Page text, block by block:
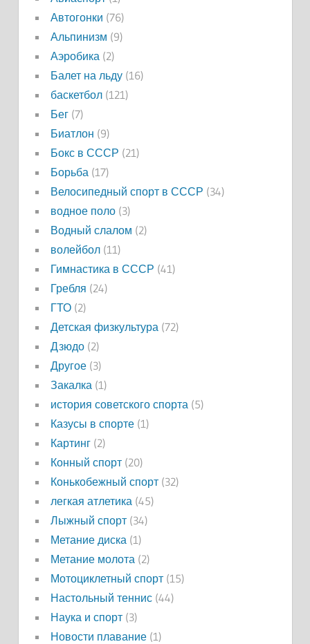
Автогонки (76)
Альпинизм (9)
Аэробика (2)
Балет на льду(16)
баскетбол(121)
Бег(7)
Биатлон (9)
Бокс в СССР (21)
Борьба (17)
Велосипедный спорт в СССР (34)
водное поло(3)
Водный слалом (2)
волейбол(11)
Гимнастика в СССР (41)
Гребля (24)
ГТО(2)
Детская физкультура (72)
Дзюдо(2)
Другое(3)
Закалка (1)
история советского спорта (5)
Казусы в спорте(1)
Картинг(2)
Конный спорт(20)
Конькобежный спорт(32)
легкая атлетика (45)
Лыжный спорт(34)
Метание диска (1)
Метание молота (2)
Мотоциклетный спорт(15)
Настольный теннис(44)
Наука и спорт(3)
Новости плавание(1)